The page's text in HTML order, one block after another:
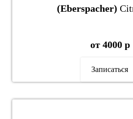
(Eberspacher)
от 4000 р
Записаться